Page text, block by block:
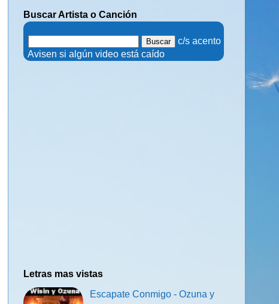
Buscar Artista o Canción
c/s acento
. Avisen si algún video está caído
Letras mas vistas
Escapate Conmigo - Ozuna y